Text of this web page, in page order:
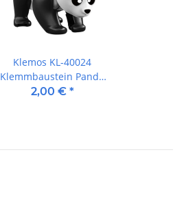
Klemos KL-40024
Klemmbaustein Panda
Bär
2,00 € *